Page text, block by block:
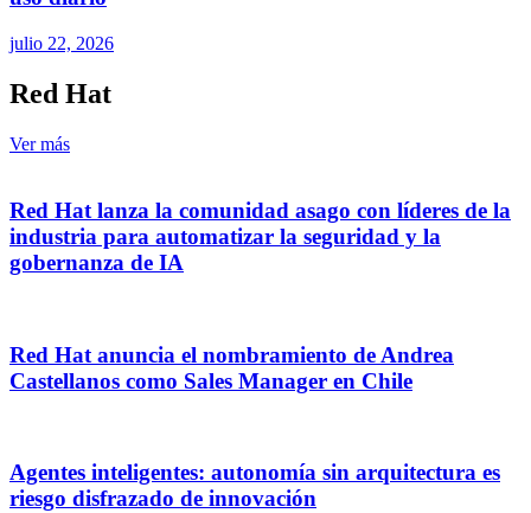
julio 22, 2026
Red Hat
Ver más
Red Hat lanza la comunidad asago con líderes de la
industria para automatizar la seguridad y la
gobernanza de IA
Red Hat anuncia el nombramiento de Andrea
Castellanos como Sales Manager en Chile
Agentes inteligentes: autonomía sin arquitectura es
riesgo disfrazado de innovación